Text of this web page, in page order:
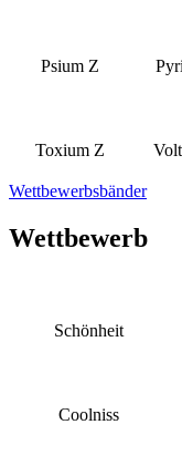
Psium Z
Toxium Z
Wettbewerbsbänder
Wettbewerb
Schönheit
Coolniss